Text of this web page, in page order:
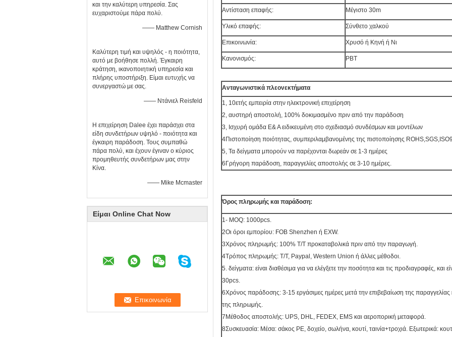
και την καλύτερη υπηρεσία. Σας
ευχαριστούμε πάρα πολύ.
—— Matthew Cornish
Καλύτερη τιμή και υψηλός - η ποιότητα,
αυτό με βοήθησε πολλή. Έγκαιρη
κράτηση, ικανοποιητική υπηρεσία και
πλήρης υποστήριξη. Είμαι ευτυχής να
συνεργαστώ με σας.
—— Ντάνιελ Reisfeld
Η επιχείρηση Dalee έχει παράσχει στα
είδη συνδετήρων υψηλό - ποιότητα και
έγκαιρη παράδοση. Τους συμπαθώ
πάρα πολύ, και έχουν έγιναν ο κύριος
προμηθευτής συνδετήρων μας στην
Κίνα.
—— Mike Mcmaster
Είμαι Online Chat Now
Αντίσταση επαφής: Μέγιστο 30m
Υλικό επαφής: Σύνθετο χαλκού
Επικοινωνία: Χρυσό ή Κηνή ή Νι
Κανονισμός: PBT
Ανταγωνιστικά πλεονεκτήματα
1, 10ετής εμπειρία στην ηλεκτρονική επιχείρηση
2, αυστηρή αποστολή, 100% δοκιμασμένο πριν από την παράδοση
3, Ισχυρή ομάδα Ε& Α ειδικευμένη στο σχεδιασμό συνδέσμων και μοντέλων
4Πιστοποίηση ποιότητας, συμπεριλαμβανομένης της πιστοποίησης
5, Τα δείγματα μπορούν να παρέχονται δωρεάν σε 1-3 ημέρες
6Γρήγορη παράδοση, παραγγελίες αποστολής σε 3-10 ημέρες.
Όρος πληρωμής και παράδοση:
1- MOQ: 1000pcs.
2Οι όροι εμπορίου: FOB Shenzhen ή EXW.
3Χρόνος πληρωμής: 100% T/T προκαταβολικά πριν από την παραγωγή.
4Τρόπος πληρωμής: T/T, Paypal, Western Union ή άλλες μέθοδοι.
5. δείγματα: είναι διαθέσιμα για να ελέγξετε την ποσότητα και τις προδιαγραφές, και
30pcs.
6Χρόνος παράδοσης: 3-15 εργάσιμες ημέρες μετά την επιβεβαίωση της
της πληρωμής.
7Μέθοδος αποστολής: UPS, DHL, FEDEX, EMS και αεροπορική μεταφορά.
8Συσκευασία: Μέσα: σάκος PE, δοχείο, σωλήνα, κουτί, ταινία+τροχιά. Εξωτερικά: